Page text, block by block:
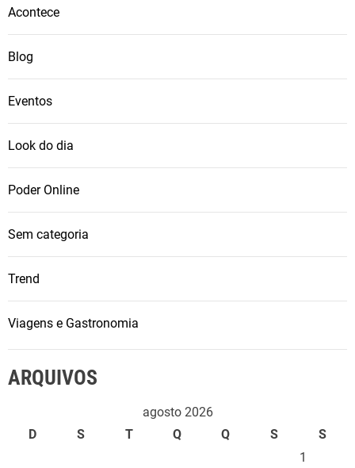
Acontece
Blog
Eventos
Look do dia
Poder Online
Sem categoria
Trend
Viagens e Gastronomia
ARQUIVOS
agosto 2026
D
S T Q Q S
S
1